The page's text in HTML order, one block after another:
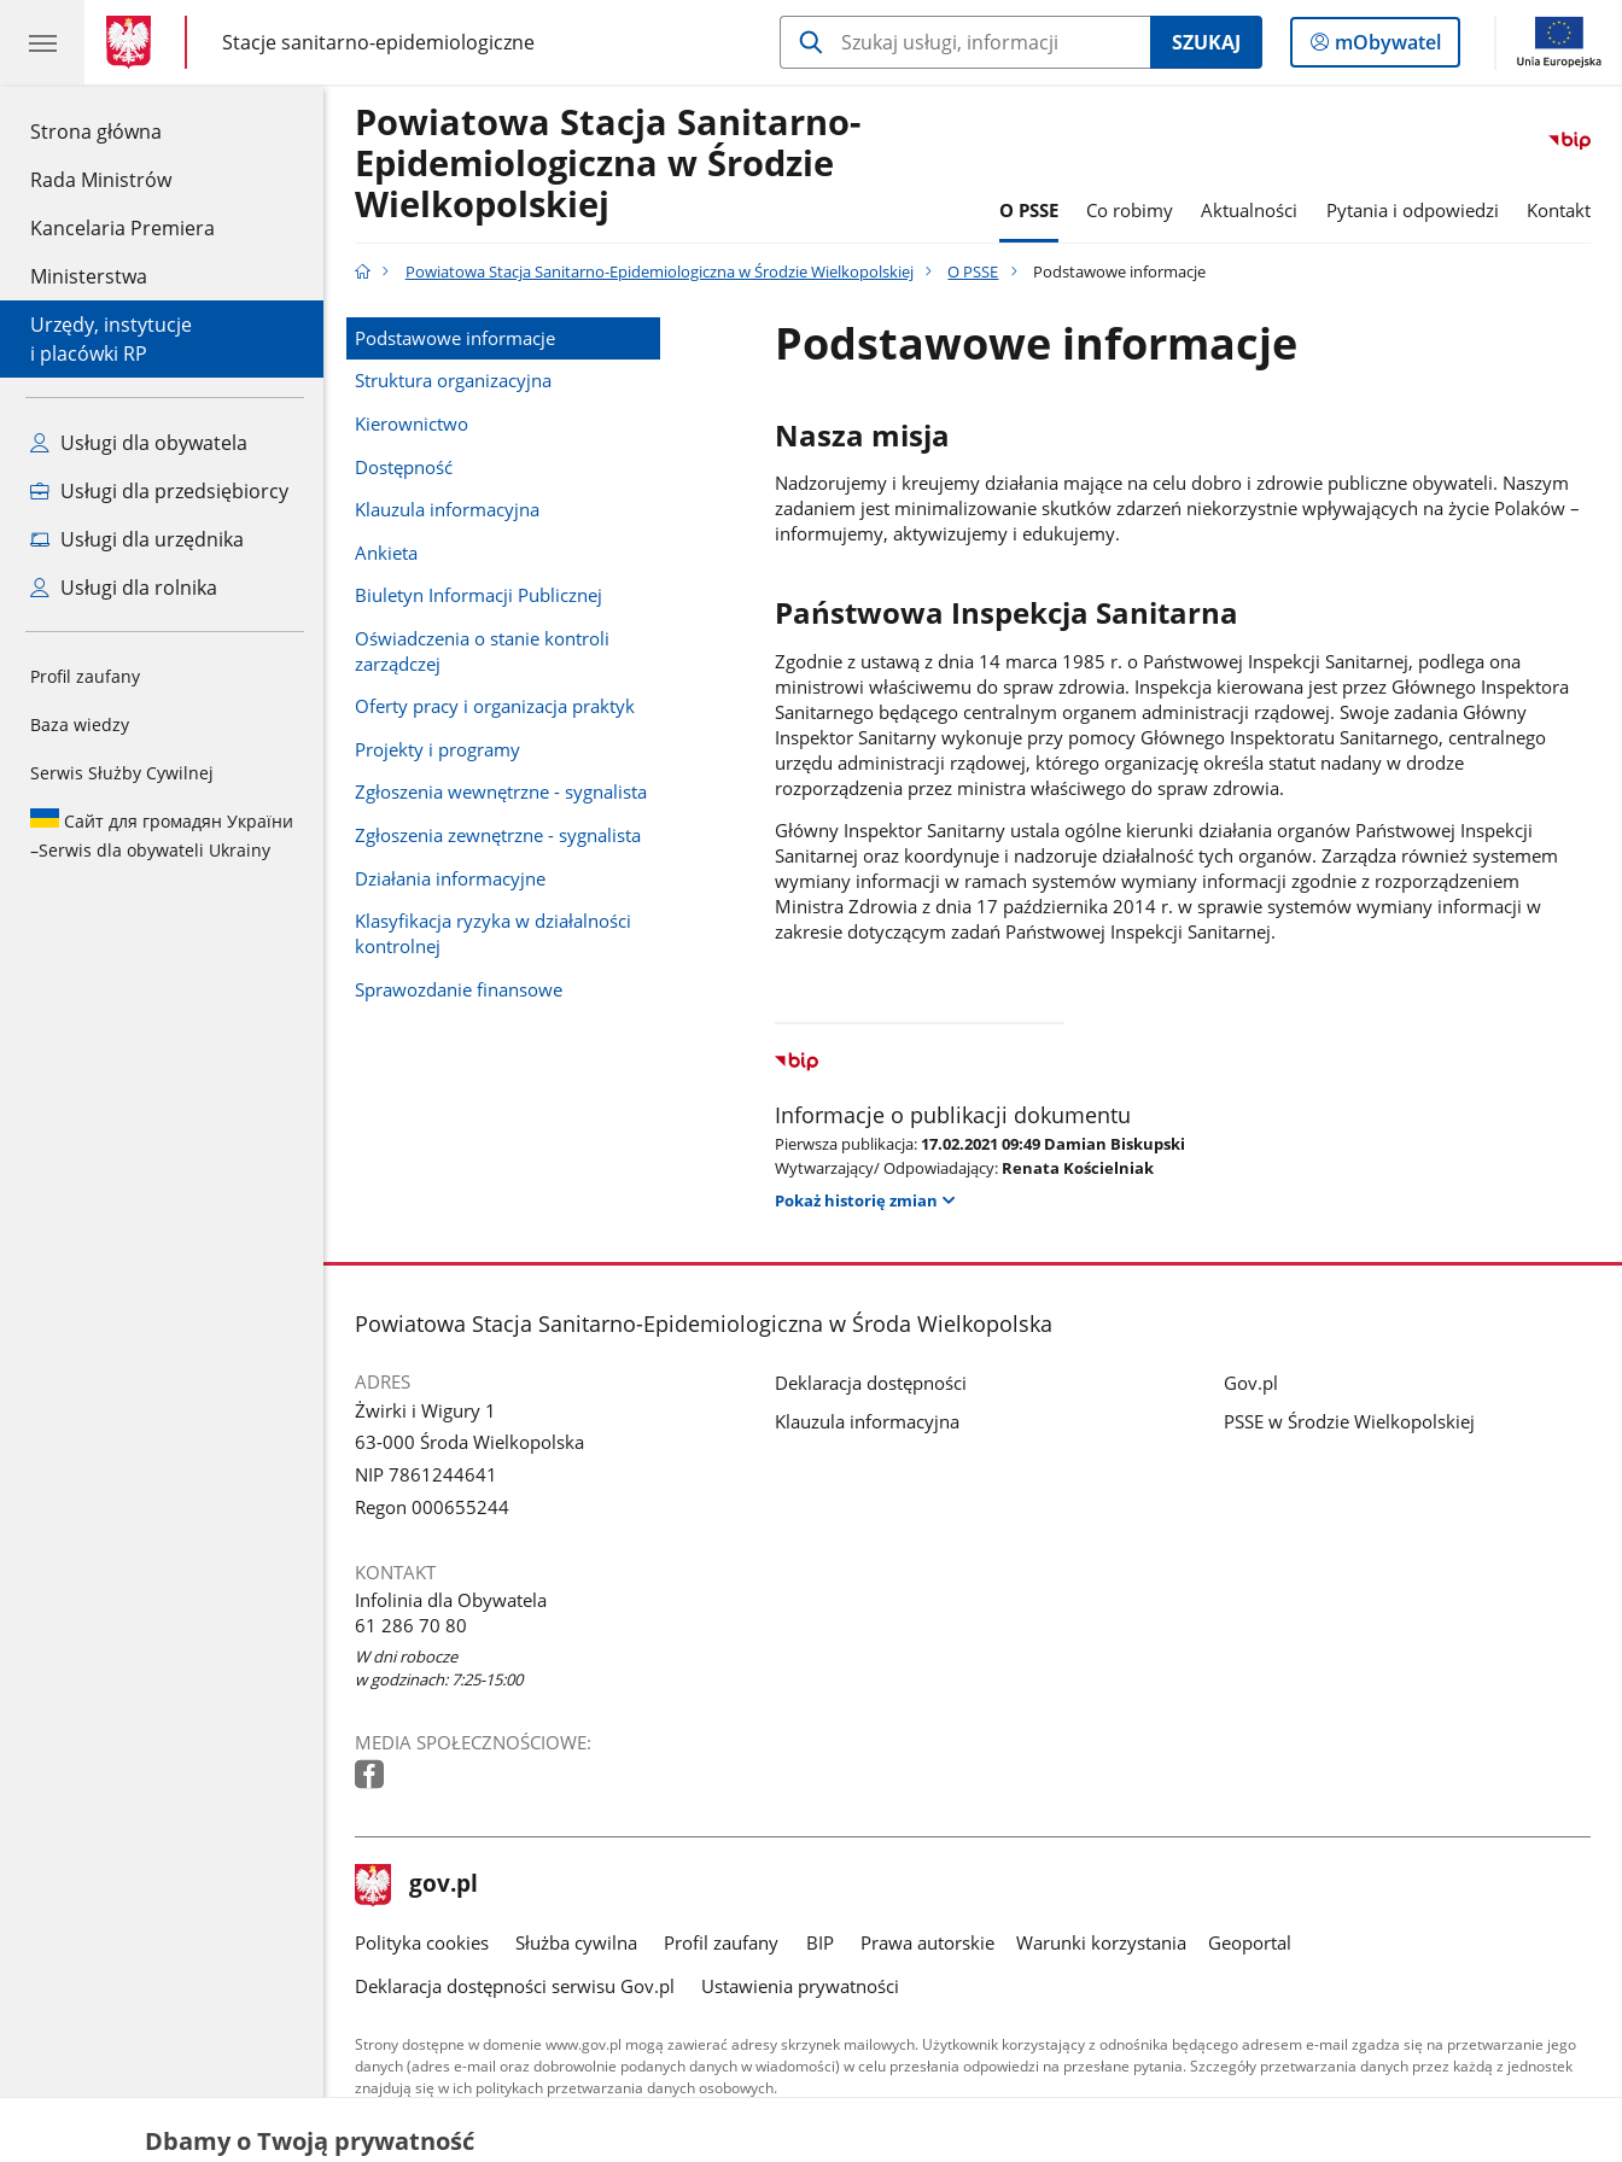
Strona główna
Rada Ministrów
Kancelaria Premiera
Ministerstwa
Urzędy, instytucje
i placówki RP
Usługi dla obywatela
Usługi dla przedsiębiorcy
Usługi dla urzędnika
Usługi dla rolnika
Profil zaufany
Baza wiedzy
Serwis Służby Cywilnej
Сайт для громадян України
–Serwis dla obywateli Ukrainy
gov.pl
gov.pl
Stacje sanitarno-epidemiologiczne
gov.pl
Stacje
sanitarno-
epidemiologiczne
SZUKAJ
Logowanie
do
mObywatel
Powiatowa Stacja Sanitarno-
Epidemiologiczna w Środzie
Wielkopolskiej
O PSSE Co robimy Aktualności Pytania i odpowiedzi Kontakt
Powiatowa Stacja Sanitarno-Epidemiologiczna w Środzie Wielkopolskiej O PSSE Podstawowe informacje
Podstawowe informacje
Struktura organizacyjna
Kierownictwo
Dostępność
Klauzula informacyjna
Ankieta
Biuletyn Informacji Publicznej
Oświadczenia o stanie kontroli
zarządczej
Oferty pracy i organizacja praktyk
Projekty i programy
Zgłoszenia wewnętrzne - sygnalista
Zgłoszenia zewnętrzne - sygnalista
Działania informacyjne
Klasyfikacja ryzyka w działalności
kontrolnej
Sprawozdanie finansowe
Podstawowe informacje
Nasza misja
Nadzorujemy i kreujemy działania mające na celu dobro i zdrowie publiczne obywateli. Naszym
zadaniem jest minimalizowanie skutków zdarzeń niekorzystnie wpływających na życie Polaków –
informujemy, aktywizujemy i edukujemy.
Państwowa Inspekcja Sanitarna
Zgodnie z ustawą z dnia 14 marca 1985 r. o Państwowej Inspekcji Sanitarnej, podlega ona
ministrowi właściwemu do spraw zdrowia. Inspekcja kierowana jest przez Głównego Inspektora
Sanitarnego będącego centralnym organem administracji rządowej. Swoje zadania Główny
Inspektor Sanitarny wykonuje przy pomocy Głównego Inspektoratu Sanitarnego, centralnego
urzędu administracji rządowej, którego organizację określa statut nadany w drodze
rozporządzenia przez ministra właściwego do spraw zdrowia.
Główny Inspektor Sanitarny ustala ogólne kierunki działania organów Państwowej Inspekcji
Sanitarnej oraz koordynuje i nadzoruje działalność tych organów. Zarządza również systemem
wymiany informacji w ramach systemów wymiany informacji zgodnie z rozporządzeniem
Ministra Zdrowia z dnia 17 października 2014 r. w sprawie systemów wymiany informacji w
zakresie dotyczącym zadań Państwowej Inspekcji Sanitarnej.
Informacje o publikacji dokumentu
Pierwsza publikacja: 17.02.2021 09:49 Damian Biskupski
Wytwarzający/ Odpowiadający: Renata Kościelniak
Pokaż historię zmian
stopka
Powiatowa Stacja Sanitarno-Epidemiologiczna w Środa Wielkopolska
ADRES
Żwirki i Wigury 1
63-000 Środa Wielkopolska
NIP 7861244641
Regon 000655244
KONTAKT
Infolinia dla Obywatela
61 286 70 80
W dni robocze
w godzinach: 7:25-15:00
MEDIA SPOŁECZNOŚCIOWE:
Deklaracja dostępności
Klauzula informacyjna
Gov.pl
PSSE w Środzie Wielkopolskiej
stopka
gov.pl Strona
gov.pl
gov.pl
Polityka cookies Służba cywilna Profil zaufany BIP Prawa autorskie Warunki korzystania
Geoportal
Deklaracja dostępności serwisu Gov.pl
Ustawienia prywatności
Strony dostępne w domenie www.gov.pl mogą zawierać adresy skrzynek mailowych. Użytkownik korzystający z odnośnika będącego adresem e-mail zgadza się na przetwarzanie jego
danych (adres e-mail oraz dobrowolnie podanych danych w wiadomości) w celu przesłania odpowiedzi na przesłane pytania. Szczegóły przetwarzania danych przez każdą z jednostek
znajdują się w ich politykach przetwarzania danych osobowych.
Treści tekstowe publikowane w serwisie (z wyłączeniem treści audiowizualnych), są
udostępniane na licencji typu Creative Commons: uznanie autorstwa - na tych samych
Dbamy o Twoją prywatność